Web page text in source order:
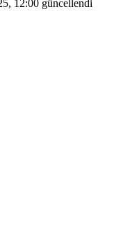
12:00 güncellendi